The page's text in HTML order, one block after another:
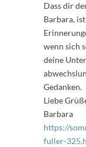
Dass dir
Barbara,
wenn sich
deine
Gedanken.
Liebe
Barbara
https://
fuller-